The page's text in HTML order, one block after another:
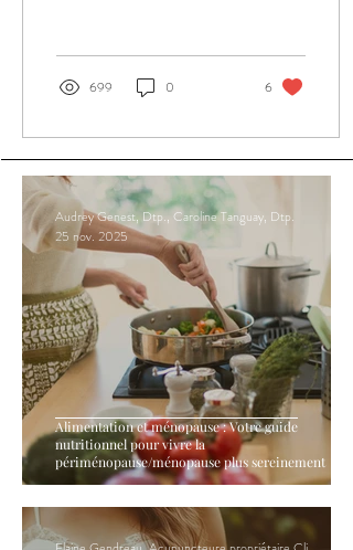
699 0 6
Alimentation et ménopause : Votre guide
nutritionnel pour vivre la
périménopause/ménopause plus sereinement
Audrey Genest, Dtp., Caroline Tanguay, Dtp.
25 nov. 2025